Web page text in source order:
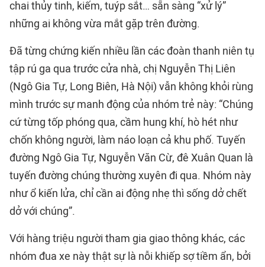
chai thủy tinh, kiếm, tuýp sắt… sẵn sàng “xử lý”
những ai không vừa mắt gặp trên đường.
Đã từng chứng kiến nhiều lần các đoàn thanh niên tụ
tập rú ga qua trước cửa nhà, chị Nguyễn Thị Liên
(Ngô Gia Tự, Long Biên, Hà Nội) vẫn không khỏi rùng
mình trước sự manh động của nhóm trẻ này: “Chúng
cứ từng tốp phóng qua, cầm hung khí, hò hét như
chốn không người, làm náo loạn cả khu phố. Tuyến
đường Ngô Gia Tự, Nguyễn Văn Cừ, đê Xuân Quan là
tuyến đường chúng thường xuyên đi qua. Nhóm này
như ổ kiến lửa, chỉ cần ai động nhẹ thì sống dở chết
dở với chúng”.
Với hàng triệu người tham gia giao thông khác, các
nhóm đua xe này thật sự là nỗi khiếp sợ tiềm ẩn, bởi